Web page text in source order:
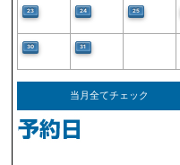
23 24 25
30 31
当月全てチェック